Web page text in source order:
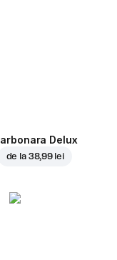
Delux
de la 38,99 lei